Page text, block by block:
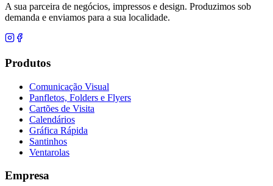
A sua parceira de negócios, impressos e design. Produzimos sob
demanda e enviamos para a sua localidade.
Produtos
Comunicação Visual
Panfletos, Folders e Flyers
Cartões de Visita
Calendários
Gráfica Rápida
Santinhos
Ventarolas
Empresa